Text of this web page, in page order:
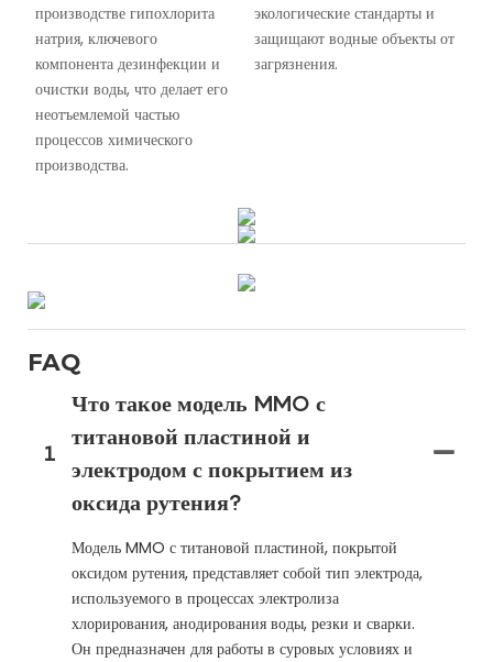
производстве гипохлорита
натрия, ключевого
компонента дезинфекции и
очистки воды, что делает его
неотъемлемой частью
процессов химического
производства.
экологические стандарты и
защищают водные объекты от
загрязнения.
FAQ
1
Что такое модель MMO с
титановой пластиной и
электродом с покрытием из
оксида рутения?
Модель MMO с титановой пластиной, покрытой
оксидом рутения, представляет собой тип электрода,
используемого в процессах электролиза
хлорирования, анодирования воды, резки и сварки.
Он предназначен для работы в суровых условиях и